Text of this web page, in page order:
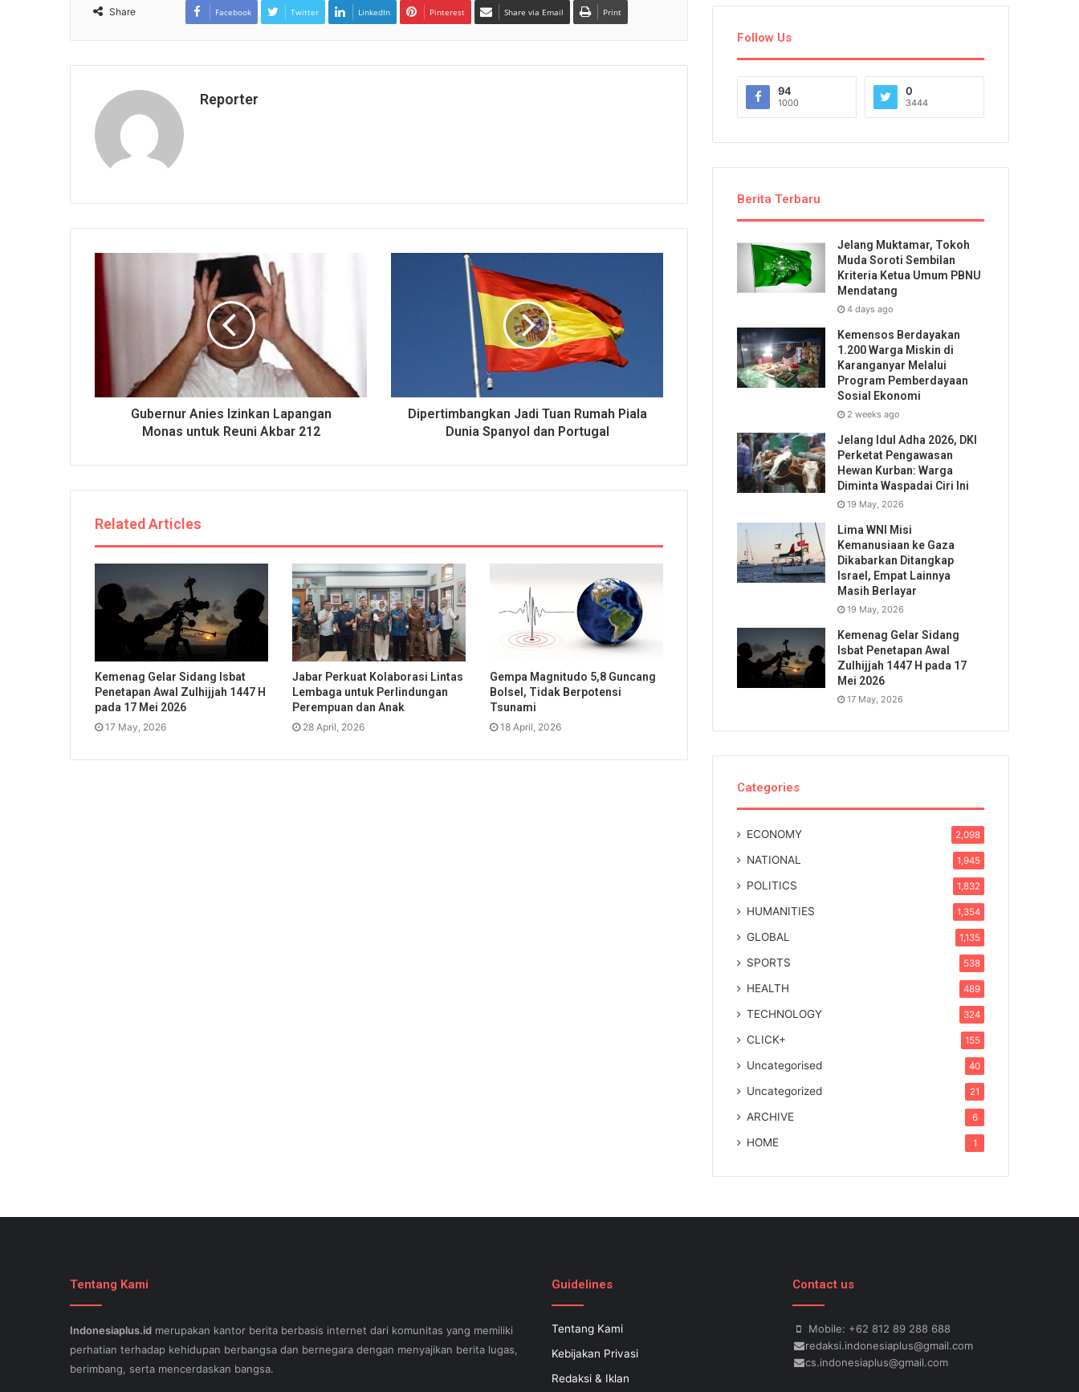
Share Facebook Twitter LinkedIn Pinterest Share via Email Print
Reporter
Gubernur Anies Izinkan Lapangan
Monas untuk Reuni Akbar 212
Dipertimbangkan Jadi Tuan Rumah Piala
Dunia Spanyol dan Portugal
Related Articles
Kemenag Gelar Sidang Isbat
Penetapan Awal Zulhijjah 1447 H
pada 17 Mei 2026
17 May, 2026
Jabar Perkuat Kolaborasi Lintas
Lembaga untuk Perlindungan
Perempuan dan Anak
28 April, 2026
Gempa Magnitudo 5,8 Guncang
Bolsel, Tidak Berpotensi
Tsunami
18 April, 2026
Follow Us
94
1000
0
3444
Berita Terbaru
Jelang Muktamar, Tokoh
Muda Soroti Sembilan
Kriteria Ketua Umum PBNU
Mendatang
4 days ago
Kemensos Berdayakan
1.200 Warga Miskin di
Karanganyar Melalui
Program Pemberdayaan
Sosial Ekonomi
2 weeks ago
Jelang Idul Adha 2026, DKI
Perketat Pengawasan
Hewan Kurban: Warga
Diminta Waspadai Ciri Ini
19 May, 2026
Lima WNI Misi
Kemanusiaan ke Gaza
Dikabarkan Ditangkap
Israel, Empat Lainnya
Masih Berlayar
19 May, 2026
Kemenag Gelar Sidang
Isbat Penetapan Awal
Zulhijjah 1447 H pada 17
Mei 2026
17 May, 2026
Categories
ECONOMY 2,098
NATIONAL 1,945
POLITICS 1,832
HUMANITIES 1,354
GLOBAL 1,135
SPORTS 538
HEALTH 489
TECHNOLOGY 324
CLICK+ 155
Uncategorised 40
Uncategorized 21
ARCHIVE 6
HOME 1
Tentang Kami
Indonesiaplus.id merupakan kantor berita berbasis internet dari komunitas yang memiliki
perhatian terhadap kehidupan berbangsa dan bernegara dengan menyajikan berita lugas,
berimbang, serta mencerdaskan bangsa.
Guidelines
Tentang Kami
Kebijakan Privasi
Redaksi & Iklan
Contact us
Mobile: +62 812 89 288 688
redaksi.indonesiaplus@gmail.com
cs.indonesiaplus@gmail.com